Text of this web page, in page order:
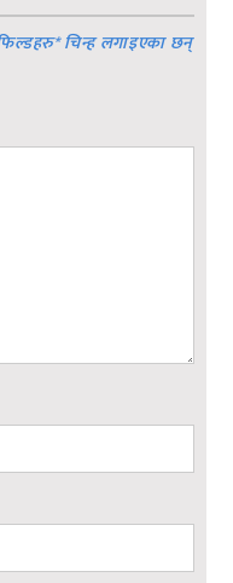
*चिन्ह लगाइएका छन्